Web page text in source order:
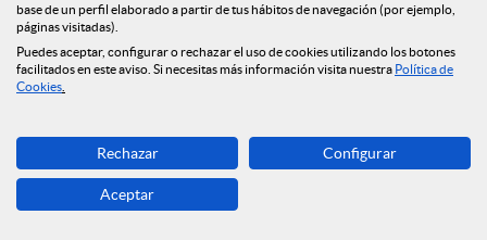
F
base de un perfil elaborado a partir de tus hábitos de navegación (por ejemplo,
páginas visitadas).
Puedes aceptar, configurar o rechazar el uso de cookies utilizando los botones
facilitados en este aviso. Si necesitas más información visita nuestra Política de
Cookies
Rechazar Configurar
Aceptar